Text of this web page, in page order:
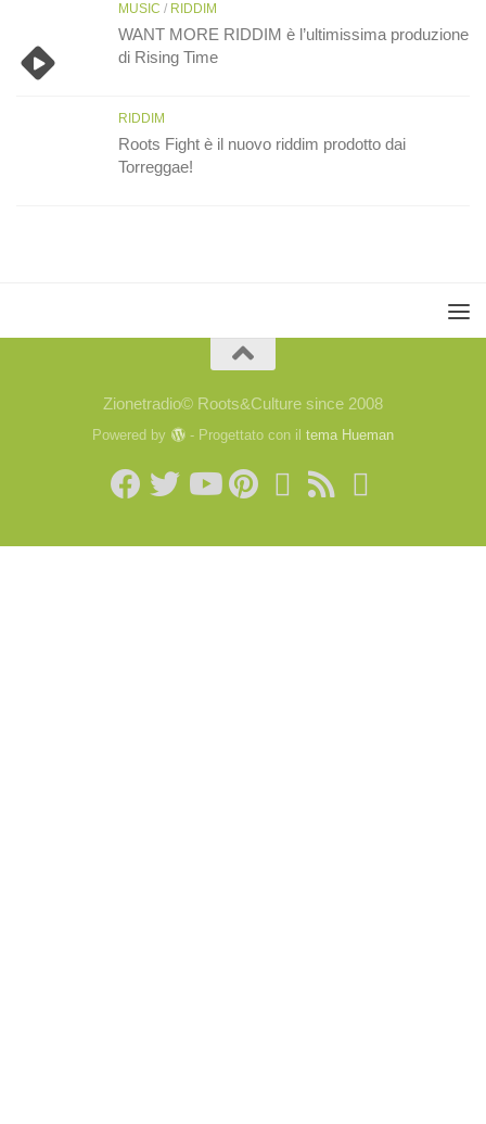
MUSIC / RIDDIM
WANT MORE RIDDIM è l’ultimissima produzione
di Rising Time
RIDDIM
Roots Fight è il nuovo riddim prodotto dai
Torreggae!
Zionetradio© Roots&Culture since 2008
Powered by - Progettato con il tema Hueman